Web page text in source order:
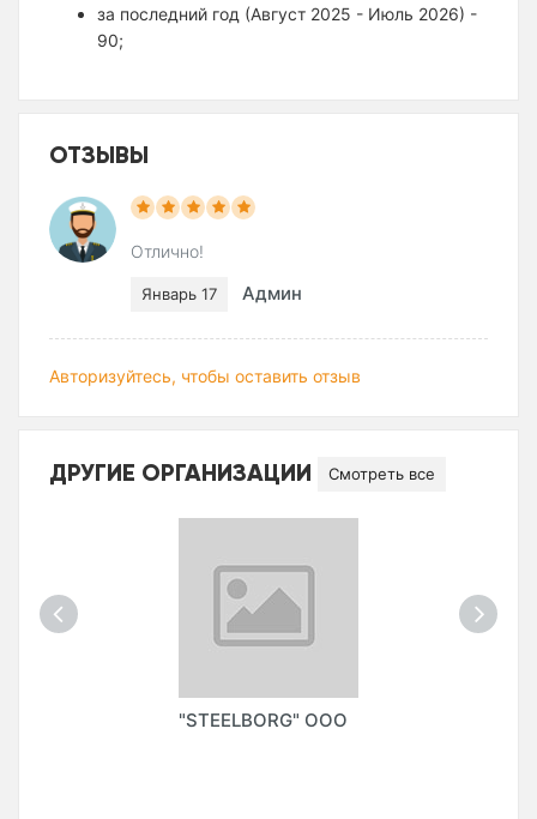
за последний год (Август 2025 - Июль 2026) -
90;
ОТЗЫВЫ
Отлично!
Январь 17 Админ
Авторизуйтесь, чтобы оставить отзыв
ДРУГИЕ ОРГАНИЗАЦИИ Смотреть все
"STEELBORG" ООО